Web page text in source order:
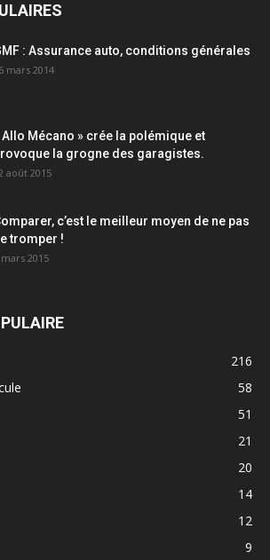
: Assurance auto, conditions générales
mars 2014
Allo Mécano » crée la polémique et
la grogne des garagistes.
août 2015
c’est le meilleur moyen de ne pas
tromper !
2015
216
58
51
21
20
14
12
9